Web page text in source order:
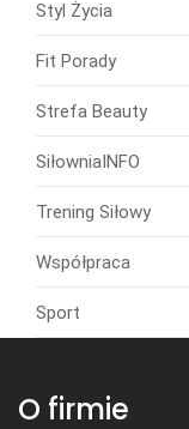
Styl Życia
Fit Porady
Strefa Beauty
SiłowniaINFO
Trening Siłowy
Współpraca
Sport
O firmie